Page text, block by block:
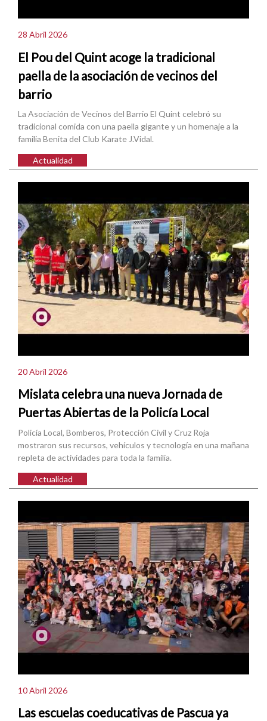
28 Abril 2026
El Pou del Quint acoge la tradicional
paella de la asociación de vecinos del
barrio
La Asociación de Vecinos del Barrio El Quint celebró su
tradicional comida con una paella gigante y un homenaje a la
familia Benita del Club Karate J.Vidal.
Actualidad
20 Abril 2026
Mislata celebra una nueva Jornada de
Puertas Abiertas de la Policía Local
Policía Local, Bomberos, Protección Civil y Cruz Roja
mostraron sus recursos, vehículos y tecnología en una mañana
repleta de actividades para toda la familia.
Actualidad
10 Abril 2026
Las escuelas coeducativas de Pascua ya